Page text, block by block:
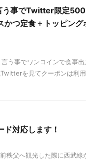
う事でTwitter限定
かつ定食＋トッピング
う事でワンコインで食事出
を見てクーポンは利
ド対応します！
秩父へ観光した際に西武線